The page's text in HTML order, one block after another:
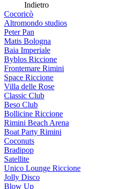
Indietro
Cocoricò
Altromondo studios
Peter Pan
Matis Bologna
Baia Imperiale
Byblos Riccione
Frontemare Rimini
Space Riccione
Villa delle Rose
Classic Club
Beso Club
Bollicine Riccione
Rimini Beach Arena
Boat Party Rimini
Coconuts
Bradipop
Satellite
Unico Lounge Riccione
Jolly Disco
Blow Up